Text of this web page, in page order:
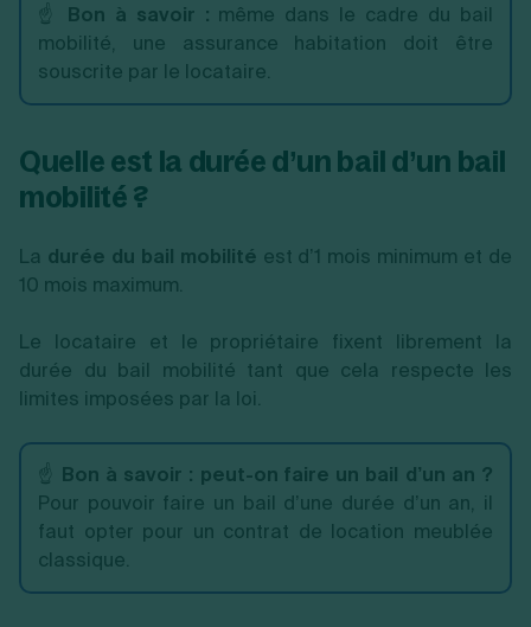
☝️ Bon à savoir : même dans le cadre du bail
mobilité, une assurance habitation doit être
souscrite par le locataire.
Quelle est la durée d’un bail d’un bail
mobilité ?
La durée du bail mobilité est d’1 mois minimum et de
10 mois maximum.
Le locataire et le propriétaire fixent librement la
durée du bail mobilité tant que cela respecte les
limites imposées par la loi.
☝️ Bon à savoir : peut-on faire un bail d’un an ?
Pour pouvoir faire un bail d’une durée d’un an, il
faut opter pour un contrat de location meublée
classique.